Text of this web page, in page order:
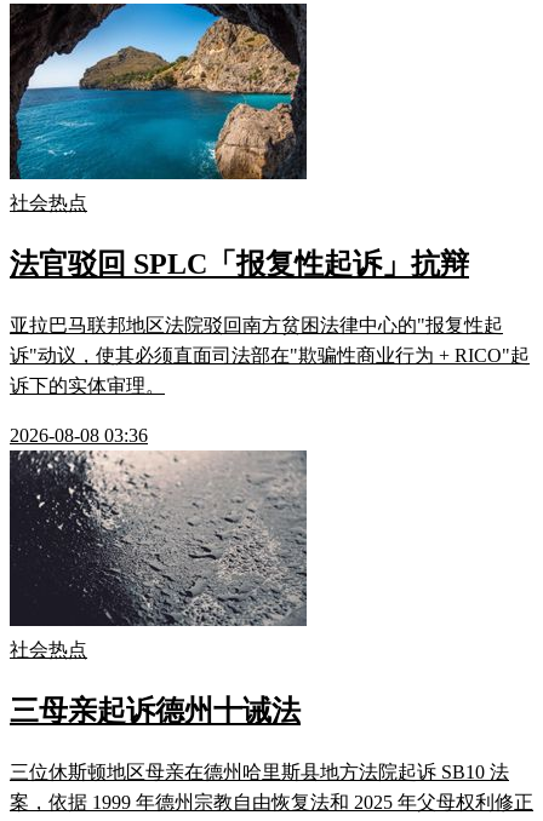
社会热点
法官驳回 SPLC「报复性起诉」抗辩
亚拉巴马联邦地区法院驳回南方贫困法律中心的"报复性起
诉"动议，使其必须直面司法部在"欺骗性商业行为 + RICO"起
诉下的实体审理。
2026-08-08 03:36
社会热点
三母亲起诉德州十诫法
三位休斯顿地区母亲在德州哈里斯县地方法院起诉 SB10 法
案，依据 1999 年德州宗教自由恢复法和 2025 年父母权利修正